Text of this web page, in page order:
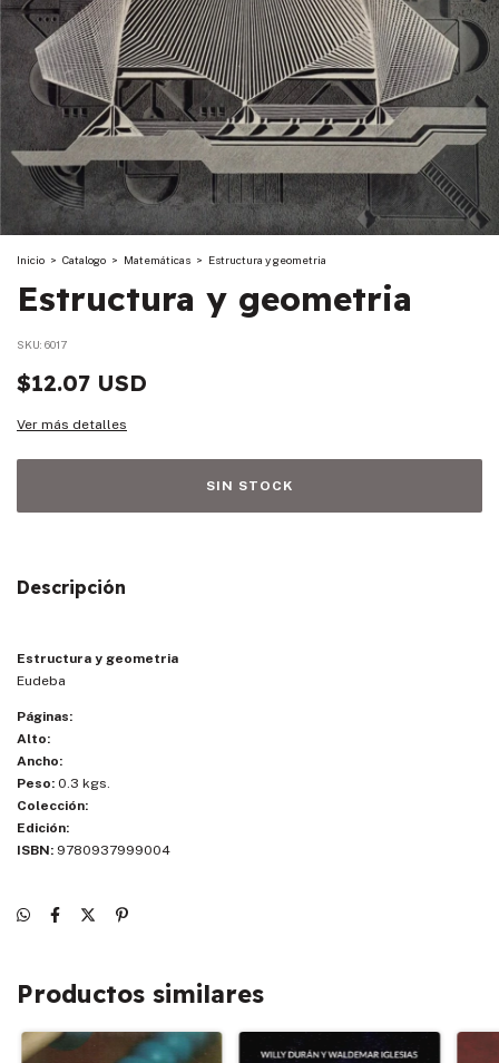
Inicio > Catalogo > Matemáticas > Estructura y geometria
Estructura y geometria
SKU: 6017
$12.07 USD
Ver más detalles
Descripción
Estructura y geometria
Eudeba
Páginas:
Alto:
Ancho:
Peso: 0.3 kgs.
Colección:
Edición:
ISBN: 9780937999004
Productos similares